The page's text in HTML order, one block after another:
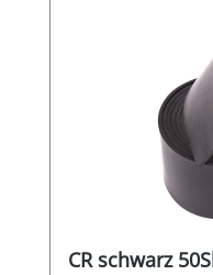
CR schwarz